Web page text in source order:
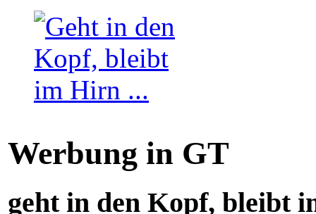
Werbung in GT
geht in den Kopf, bleibt